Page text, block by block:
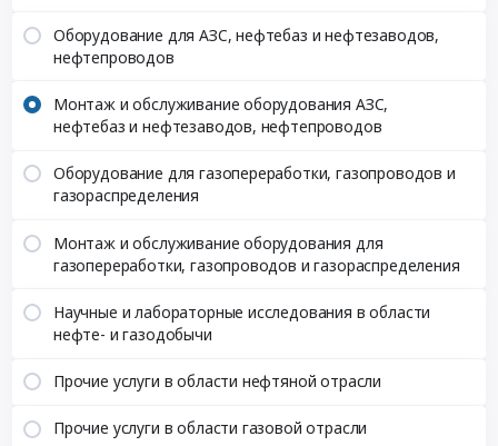
Оборудование для АЗС, нефтебаз и нефтезаводов,
нефтепроводов
Монтаж и обслуживание оборудования АЗС,
нефтебаз и нефтезаводов, нефтепроводов
Оборудование для газопереработки, газопроводов и
газораспределения
Монтаж и обслуживание оборудования для
газопереработки, газопроводов и газораспределения
Научные и лабораторные исследования в области
нефте- и газодобычи
Прочие услуги в области нефтяной отрасли
Прочие услуги в области газовой отрасли